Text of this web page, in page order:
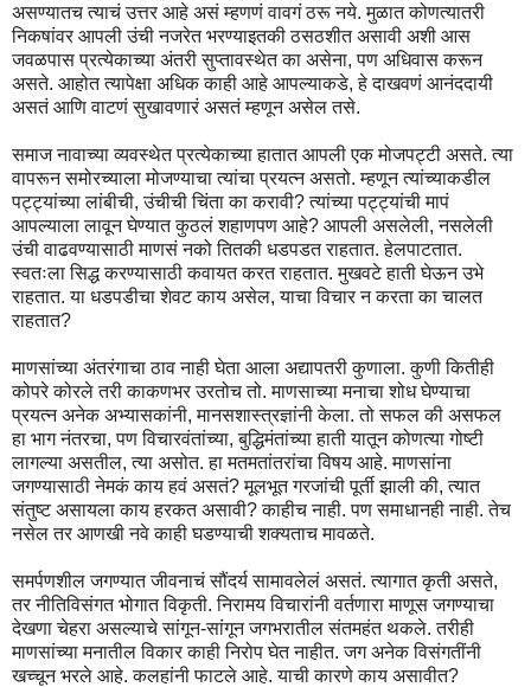
असण्यातच त्याचं उत्तर आहे असं म्हणणं वावगं ठरू नये. मुळात कोणत्यातरी
निकषांवर आपली उंची नजरेत भरण्याइतकी ठसठशीत असावी अशी आस
जवळपास प्रत्येकाच्या अंतरी सुप्तावस्थेत का असेना, पण अधिवास करून
असते. आहोत त्यापेक्षा अधिक काही आहे आपल्याकडे, हे दाखवणं आनंददायी
असतं आणि वाटणं सुखावणारं असतं म्हणून असेल तसे.
समाज नावाच्या व्यवस्थेत प्रत्येकाच्या हातात आपली एक मोजपट्टी असते. त्या
वापरून समोरच्याला मोजण्याचा त्यांचा प्रयत्न असतो. म्हणून त्यांच्याकडील
पट्ट्यांच्या लांबीची, उंचीची चिंता का करावी? त्यांच्या पट्ट्यांची मापं
आपल्याला लावून घेण्यात कुठलं शहाणपण आहे? आपली असलेली, नसलेली
उंची वाढवण्यासाठी माणसं नको तितकी धडपडत राहतात. हेलपाटतात.
स्वतःला सिद्ध करण्यासाठी कवायत करत राहतात. मुखवटे हाती घेऊन उभे
राहतात. या धडपडीचा शेवट काय असेल, याचा विचार न करता का चालत
राहतात?
माणसांच्या अंतरंगाचा ठाव नाही घेता आला अद्यापतरी कुणाला. कुणी कितीही
कोपरे कोरले तरी काकणभर उरतोच तो. माणसाच्या मनाचा शोध घेण्याचा
प्रयत्न अनेक अभ्यासकांनी, मानसशास्त्रज्ञांनी केला. तो सफल की असफल
हा भाग नंतरचा, पण विचारवंतांच्या, बुद्धिमंतांच्या हाती यातून कोणत्या गोष्टी
लागल्या असतील, त्या असोत. हा मतमतांतरांचा विषय आहे. माणसांना
जगण्यासाठी नेमकं काय हवं असतं? मूलभूत गरजांची पूर्ती झाली की, त्यात
संतुष्ट असायला काय हरकत असावी? काहीच नाही. पण समाधानही नाही. तेच
नसेल तर आणखी नवे काही घडण्याची शक्यताच मावळते.
समर्पणशील जगण्यात जीवनाचं सौंदर्य सामावलेलं असतं. त्यागात कृती असते,
तर नीतिविसंगत भोगात विकृती. निरामय विचारांनी वर्तणारा माणूस जगण्याचा
देखणा चेहरा असल्याचे सांगून-सांगून जगभरातील संतमहंत थकले. तरीही
माणसांच्या मनातील विकार काही निरोप घेत नाहीत. जग अनेक विसंगतींनी
खच्चून भरले आहे. कलहांनी फाटले आहे. याची कारणे काय असावीत?